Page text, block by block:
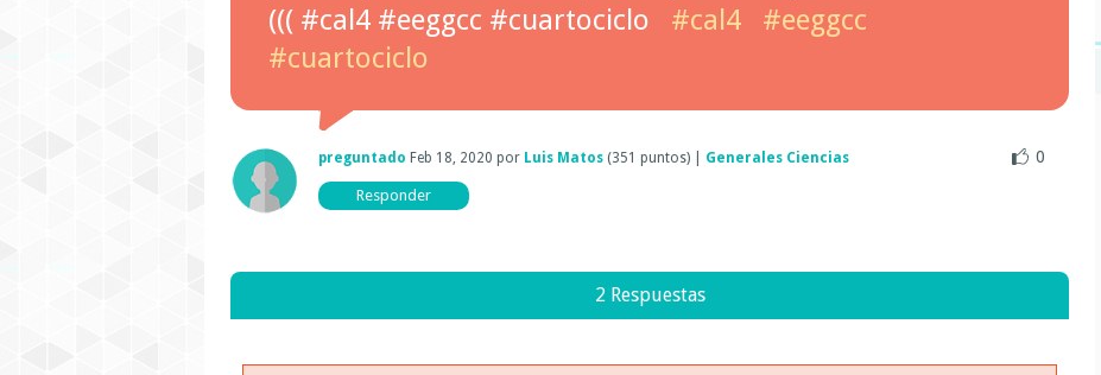
((( #cal4 #eeggcc #cuartociclo
#cal4
#eeggcc
#cuartociclo
0
preguntado Feb 18, 2020 por Luis Matos (351 puntos) Generales Ciencias
2 Respuestas